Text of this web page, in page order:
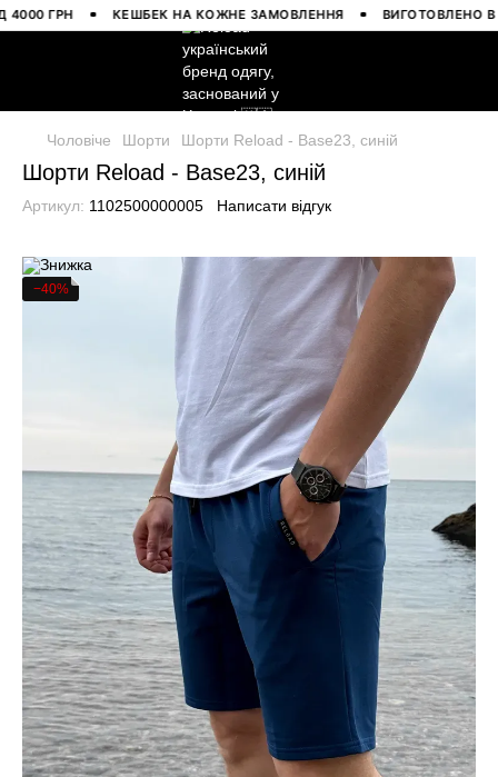
ГРН КЕШБЕК НА КОЖНЕ ЗАМОВЛЕННЯ ВИГОТОВЛЕНО В
Чоловіче Шорти Шорти Reload - Base23, синій
Шорти Reload - Base23, синій
Артикул: 1102500000005 Написати відгук
−40%